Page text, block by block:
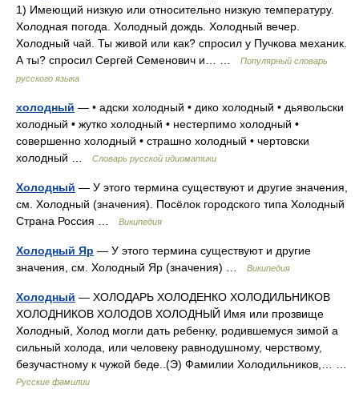
1) Имеющий низкую или относительно низкую температуру.
Холодная погода. Холодный дождь. Холодный вечер.
Холодный чай. Ты живой или как? спросил у Пучкова механик.
А ты? спросил Сергей Семенович и… …
Популярный словарь
русского языка
холодный — • адски холодный • дико холодный • дьявольски
холодный • жутко холодный • нестерпимо холодный •
совершенно холодный • страшно холодный • чертовски
холодный …
Словарь русской идиоматики
Холодный — У этого термина существуют и другие значения,
см. Холодный (значения). Посёлок городского типа Холодный
Страна Россия …
Википедия
Холодный Яр — У этого термина существуют и другие
значения, см. Холодный Яр (значения) …
Википедия
Холодный — ХОЛОДАРЬ ХОЛОДЕНКО ХОЛОДИЛЬНИКОВ
ХОЛОДНИКОВ ХОЛОДОВ ХОЛОДНЫЙ Имя или прозвище
Холодный, Холод могли дать ребенку, родившемуся зимой а
сильный холода, или человеку равнодушному, черствому,
безучастному к чужой беде..(Э) Фамилии Холодильников,… …
Русские фамилии